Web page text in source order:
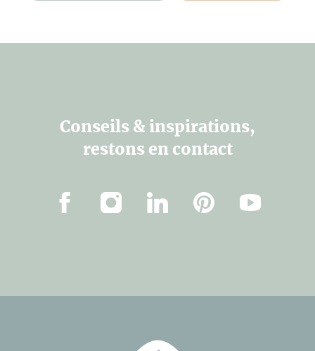
Conseils & inspirations,
restons en contact
FacebookInstagramLinkedInPinterestYoutube